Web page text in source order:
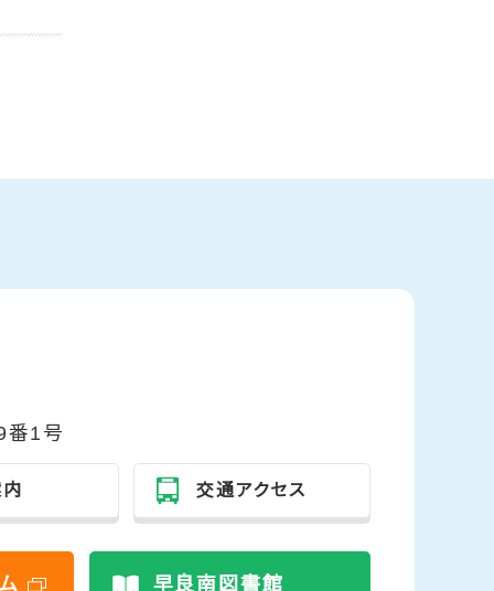
番1号
交通アクセス
早良南図書館